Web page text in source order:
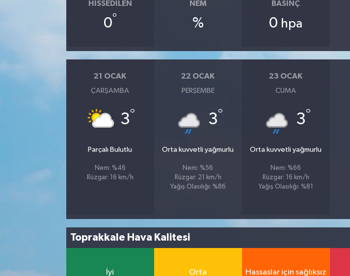
HISSEDILEN
0°
NEM
%
BASINÇ
0 hpa
21 OCAK
ÇARŞAMBA
3°
Parçalı Bulutlu
Nem: %46
Rüzgar: 16 km/h
22 OCAK
PERŞEMBE
3°
Orta kuvvetli yağmurlu
Nem: %56
Rüzgar: 21 km/h
Yağış Olasılığı: %86
23 OCAK
CUMA
3°
Orta kuvvetli yağmurlu
Nem: %66
Rüzgar: 16 km/h
Yağış Olasılığı: %81
Toprakkale Hava Kalitesi
İyi Orta Hassaslar için sağlıksız